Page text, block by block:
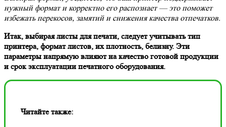
нужный формат и корректно его распознает — это поможет
избежать перекосов, замятий и снижения качества отпечатков.
Итак, выбирая листы для печати, следует учитывать тип
принтера, формат листов, их плотность, белизну. Эти
параметры напрямую влияют на качество готовой продукции
и срок эксплуатации печатного оборудования.
Читайте также: